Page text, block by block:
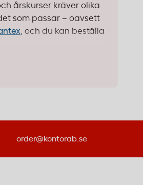
årskurser kräver olika
som passar – oavsett
, och du kan beställa
ger utrymme för stora
order@kontorab.se